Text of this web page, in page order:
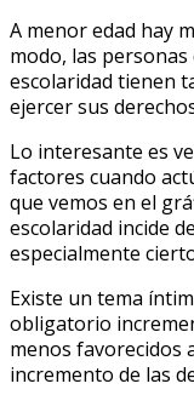
A menor edad hay
modo, las
escolaridad tienen
ejercer sus
Lo interesante es
factores cuando
que vemos en el
escolaridad incide
especialmente
Existe un tema
obligatorio
menos favorecidos
incremento de las